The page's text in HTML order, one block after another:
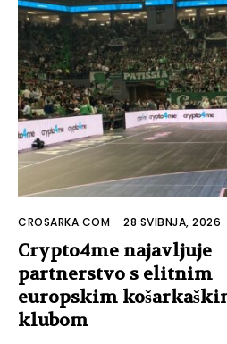
CROSARKA.COM -28 SVIBNJA, 2026
Crypto4me najavljuje
partnerstvo s elitnim
europskim
klubom